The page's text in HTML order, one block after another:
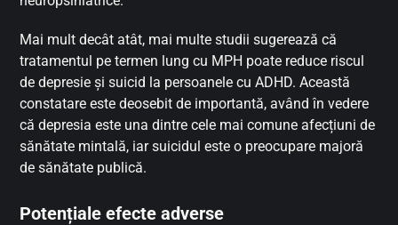
Mai mult decât atât, mai multe studii sugerează că
tratamentul pe termen lung cu MPH poate reduce riscul
de depresie și suicid la persoanele cu ADHD. Această
constatare este deosebit de importantă, având în vedere
că depresia este una dintre cele mai comune afecțiuni de
sănătate mintală, iar suicidul este o preocupare majoră
de sănătate publică.
Potențiale efecte adverse